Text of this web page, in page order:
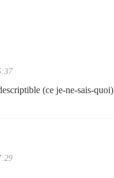
(ce je-ne-sais-quoi)